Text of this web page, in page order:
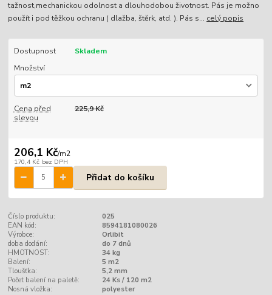
tažnost,mechanickou odolnost a dlouhodobou životnost. Pás je možno
použít i pod těžkou ochranu ( dlažba, štěrk, atd. ). Pás s... celý popis
Dostupnost
Skladem
Množství
Cena před
slevou
225,9 Kč
206,1 Kč/m2
170,4 Kč bez DPH
Přidat do košíku
Číslo produktu:
025
EAN kód:
8594181080026
Výrobce:
Orlibit
doba dodání:
do 7 dnů
HMOTNOST:
34 kg
Balení:
5 m2
Tloušťka:
5,2 mm
Počet balení na paletě:
24 Ks / 120 m2
Nosná vložka:
polyester